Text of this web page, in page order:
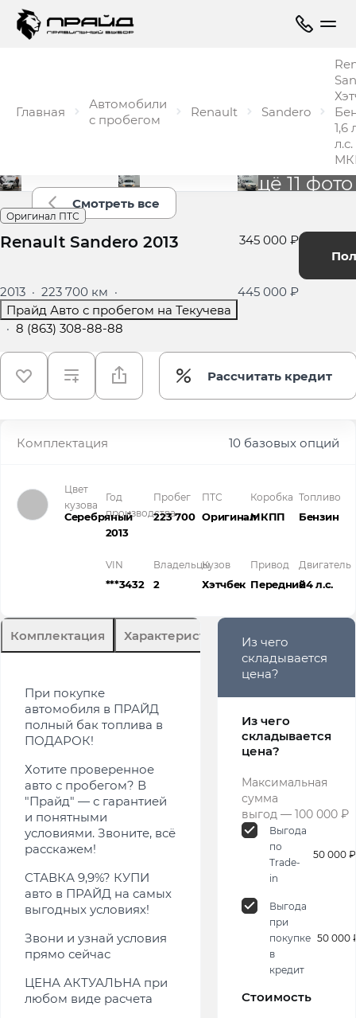
Главная
Автомобили
с пробегом
Renault Sandero
1,6
л.с.
Ещё 11 фото
Смотреть все
Оригинал ПТС
Renault Sandero 2013 345 000 ₽
2013 · 223 700 км ·
Прайд Авто с пробегом на Текучева
· 8 (863) 308-88-88
445 000 ₽
Рассчитать кредит
Комплектация 10 базовых опций
Цвет
кузова
Серебряный
Год
производства
2013
Пробег
223 700
ПТС
Оригинал
Коробка
МКПП
Топливо
Бензин
VIN
***3432
Владельцы
2
Кузов
Хэтчбек
Привод
Передний
Двигатель
84 л.с.
Комплектация Характеристики Описание
При покупке
автомобиля в ПРАЙД
полный бак топлива в
ПОДАРОК!
Хотите проверенное
авто с пробегом? В
"Прайд" — с гарантией
и понятными
условиями. Звоните, всё
расскажем!
СТАВКА 9,9%? КУПИ
авто в ПРАЙД на самых
выгодных условиях!
Звони и узнай условия
прямо сейчас
ЦЕНА АКТУАЛЬНА при
любом виде расчета
Из чего
складывается
цена?
Из чего
складывается
цена?
Максимальная
сумма
выгод — 100 000 ₽
Выгода
по
Trade-
in
50 000 ₽
Выгода
при
покупке
в
кредит
50 000
Стоимость